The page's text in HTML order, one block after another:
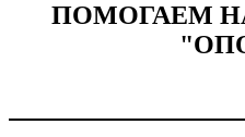
ПОМОГАЕМ